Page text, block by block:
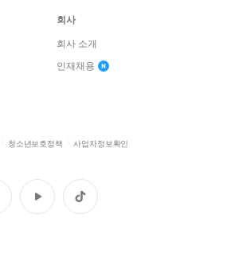
회사
회사 소개
인재채용
청소년보호정책 사업자정보확인
유
튜
틱
톡